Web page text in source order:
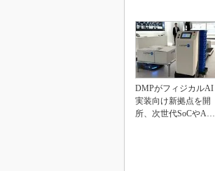
DMPがフィジカルAI
実装向け新拠点を開
所、次世代SoCやAM